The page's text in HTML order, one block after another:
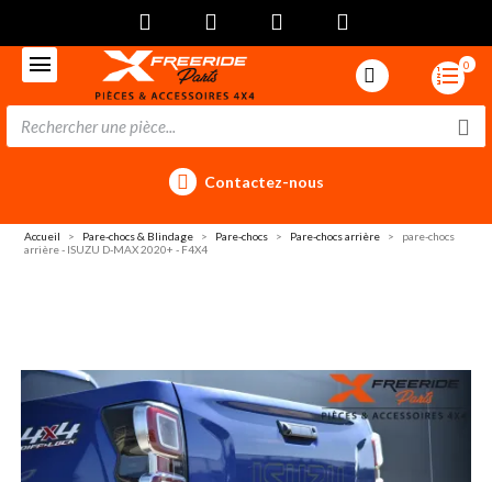
0
Contactez-nous
Accueil Pare-chocs & Blindage Pare-chocs Pare-chocs arrière
pare-chocs
arrière - ISUZU D-MAX 2020+ - F4X4